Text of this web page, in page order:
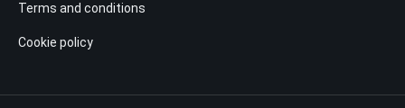
Terms and conditions
Cookie policy